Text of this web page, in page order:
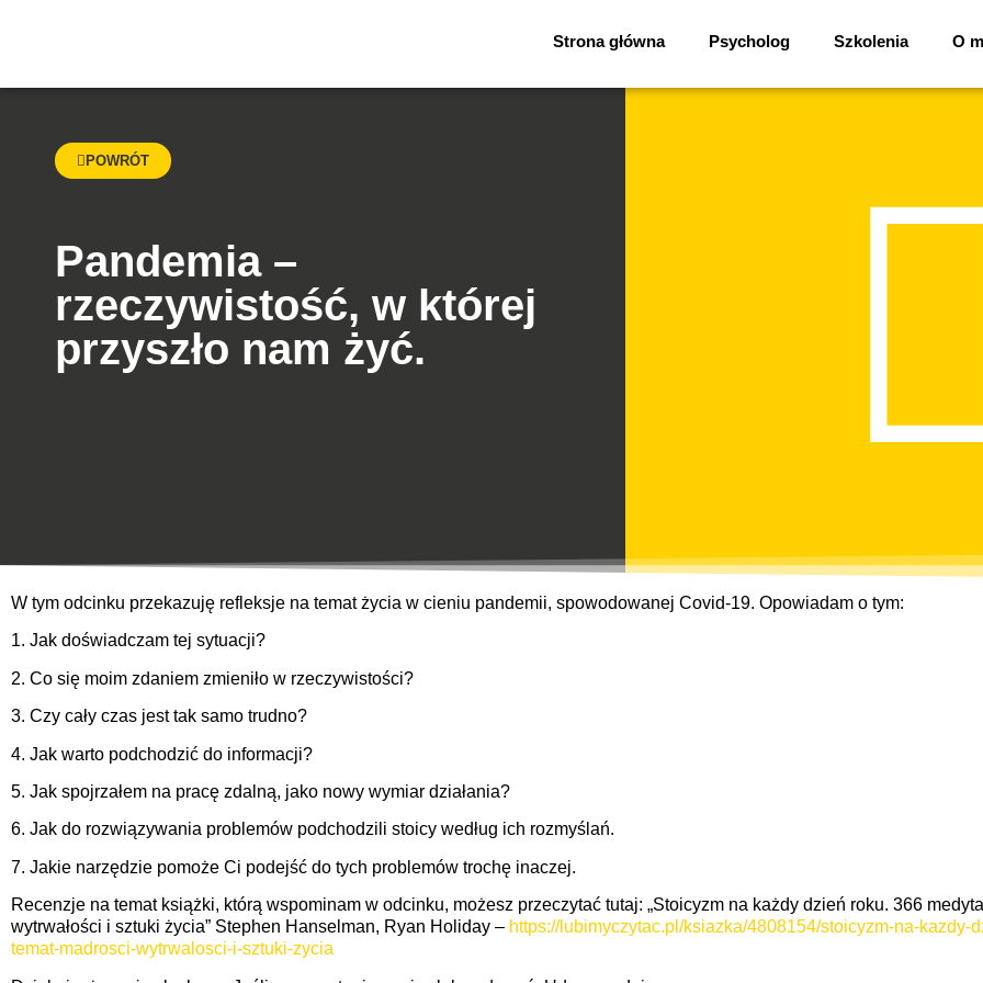
Strona główna Psycholog Szkolenia O
POWRÓT
Pandemia –
rzeczywistość, w której
przyszło nam żyć.
W tym odcinku przekazuję refleksje na temat życia w cieniu pandemii, spowodowanej Covid-19. Opowiadam o tym:
1. Jak doświadczam tej sytuacji?
2. Co się moim zdaniem zmieniło w rzeczywistości?
3. Czy cały czas jest tak samo trudno?
4. Jak warto podchodzić do informacji?
5. Jak spojrzałem na pracę zdalną, jako nowy wymiar działania?
6. Jak do rozwiązywania problemów podchodzili stoicy według ich rozmyślań.
7. Jakie narzędzie pomoże Ci podejść do tych problemów trochę inaczej.
Recenzje na temat książki, którą wspominam w odcinku, możesz przeczytać tutaj: „Stoicyzm na każdy dzień roku. 366
wytrwałości i sztuki życia” Stephen Hanselman, Ryan Holiday – https://lubimyczytac.pl/ksiazka/4808154/stoicyzm-na-kazdy-
temat-madrosci-wytrwalosci-i-sztuki-zycia